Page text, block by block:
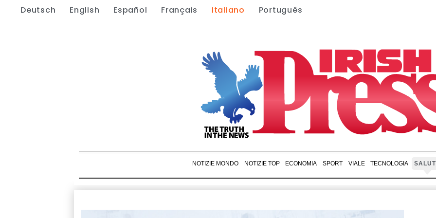
Deutsch English Español Français Italiano Português
NOTIZIE MONDO NOTIZIE TOP ECONOMIA SPORT VIALE TECNOLOGIA